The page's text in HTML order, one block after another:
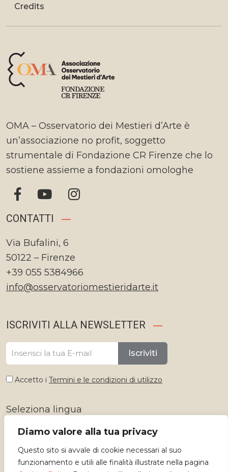
Diamo valore alla tua privacy
Questo sito si avvale di cookie necessari al suo
funzionamento e utili alle finalità illustrate nella pagina
Credits
OMA – Osservatorio dei Mestieri d’Arte è
un’associazione no profit, soggetto
strumentale di Fondazione CR Firenze che lo
sostiene assieme a fondazioni omologhe
CONTATTI
Via Bufalini, 6
50122 – Firenze
+39 055 5384966
info@osservatoriomestieridarte.it
ISCRIVITI ALLA NEWSLETTER
Iscriviti
Accetto i Termini e le condizioni di utilizzo
Seleziona lingua